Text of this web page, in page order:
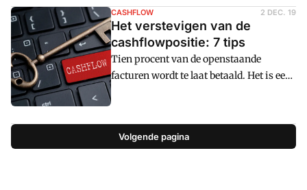
stiekem toch gevloerd gaat worden? cm:
geeft u 5 tips om de kans te vergroten dat
u de zakdoekjes en kruik in de kast kan
laten liggen.
CASHFLOW 2 DEC. 19
Het verstevigen van de
cashflowpositie: 7 tips
Tien procent van de openstaande
facturen wordt te laat betaald. Het is een
van de redenen waarom een flink deel
van de bedrijven meerdere maanden per
jaar een negatieve cashflow noteert. Dit
blijkt uit de Exact mkb
Volgende pagina